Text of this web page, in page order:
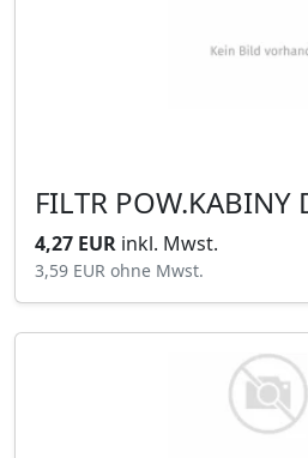
FILTR
4,27 EUR inkl. Mwst.
3,59 EUR ohne Mwst.